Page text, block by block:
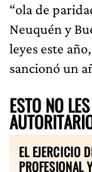
“ola de
Neuquén y
leyes este
sancionó un
ESTO NO
EL EJERCICIO
PROFESIONAL